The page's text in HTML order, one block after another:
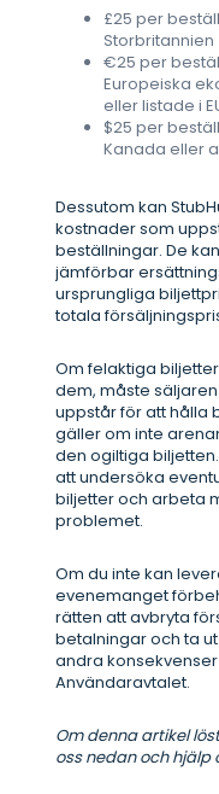
£25 per
Storbritannien
€25 per
Europeiska
eller listade i
$25 per
Kanada eller
Dessutom kan
kostnader som
beställningar. De
jämförbar
ursprungliga
totala
Om felaktiga
dem, måste
uppstår för att hålla
gäller om inte
den ogiltiga
att undersöka
biljetter och arbeta
problemet.
Om du inte kan
evenemanget
rätten att avbryta
betalningar och ta
andra konsekvenser
Användaravtalet.
Om denna artikel
oss nedan och